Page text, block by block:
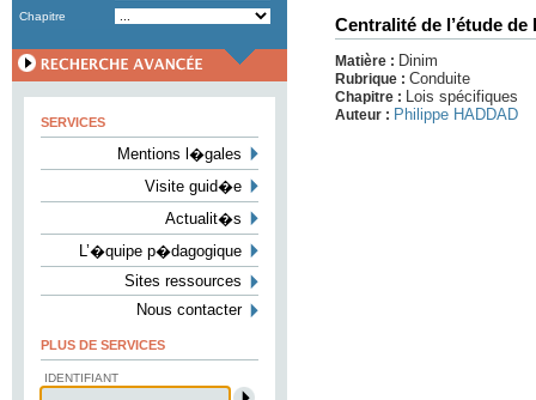
Chapitre
SERVICES
Mentions l�gales
Visite guid�e
Actualit�s
L’�quipe p�dagogique
Sites ressources
Nous contacter
PLUS DE SERVICES
IDENTIFIANT
Centralité de l’étude de
Matière : Dinim
Rubrique : Conduite
Chapitre : Lois spécifiques
Auteur : Philippe HADDAD